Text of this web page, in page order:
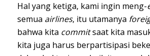
Hal yang ketiga, kami ingin meng-
semua airlines, itu utamanya
bahwa kita commitsaat kita
kita juga harus berpartisipasi